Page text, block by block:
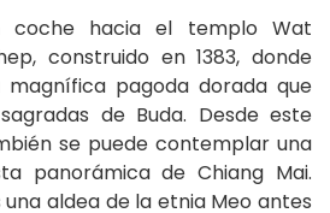
coche hacia el templo Wat
construido en 1383, donde
pagoda dorada que
de Buda. Desde este
se puede contemplar una
panorámica de Chiang Mai.
una aldea de la etnia Meo antes